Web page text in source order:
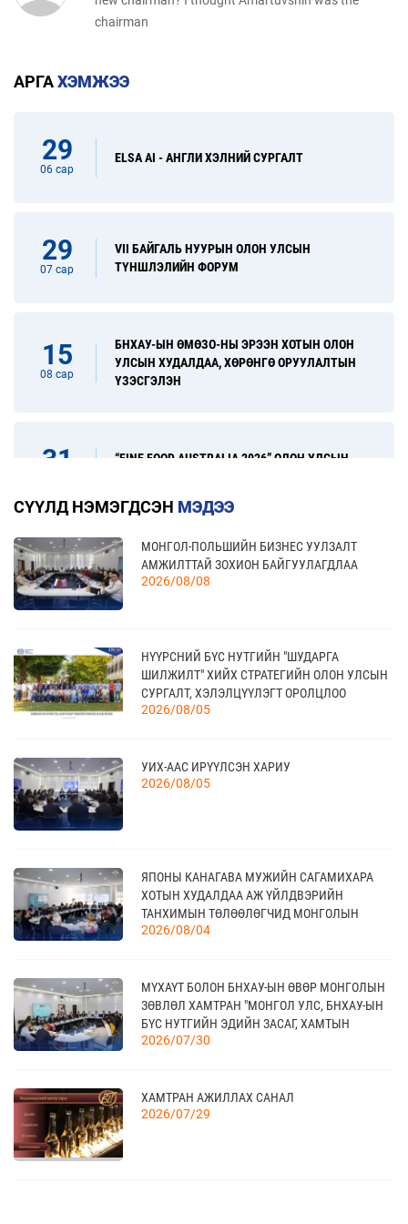
chairman
АРГАХЭМЖЭЭ
29
06 сар
ELSA AI - АНГЛИ ХЭЛНИЙ СУРГАЛТ
29
07 сар
VII БАЙГАЛЬ НУУРЫН ОЛОН УЛСЫН
ТҮНШЛЭЛИЙН ФОРУМ
15
08 сар
БНХАУ-ЫН ӨМӨЗО-НЫ ЭРЭЭН ХОТЫН ОЛОН
УЛСЫН ХУДАЛДАА, ХӨРӨНГӨ ОРУУЛАЛТЫН
ҮЗЭСГЭЛЭН
31
“FINE FOOD AUSTRALIA 2026” ОЛОН УЛСЫН
17
09 сар
“УЛААНБААТАР ТҮНШЛЭЛ 2026” ХҮНСНИЙ
САЛБАРЫН ОЛОН УЛСЫН ҮЗЭСГЭЛЭН
20
09 сар
КАНАД УЛС - ТОРОНТО ХОТЫН БИЗНЕС АЯЛАЛ
21
10 сар
TEX+ VISION KOREA
04
11 сар
ҮЗЭСГЭЛЭН
11 сар
АХУЙН САЛБАРЫН ҮЗЭСГЭЛЭН
СҮҮЛД НЭМЭГДСЭН МЭДЭЭ
МОНГОЛ-ПОЛЬШИЙН БИЗНЕС УУЛЗАЛТ
АМЖИЛТТАЙ ЗОХИОН БАЙГУУЛАГДЛАА
2026/08/08
НҮҮРСНИЙ БҮС НУТГИЙН "ШУДАРГА
ШИЛЖИЛТ" ХИЙХ СТРАТЕГИЙН ОЛОН УЛСЫН
СУРГАЛТ, ХЭЛЭЛЦҮҮЛЭГТ ОРОЛЦЛОО
2026/08/05
УИХ-ААС ИРҮҮЛСЭН ХАРИУ
2026/08/05
ЯПОНЫ КАНАГАВА МУЖИЙН САГАМИХАРА
ХОТЫН ХУДАЛДАА АЖ ҮЙЛДВЭРИЙН
ТАНХИМЫН ТӨЛӨӨЛӨГЧИД МОНГОЛЫН
ҮНДЭСНИЙ ХУДАЛДАА АЖ ҮЙЛДВЭРИЙН
2026/08/04
МҮХАҮТ БОЛОН БНХАУ-ЫН ӨВӨР МОНГОЛЫН
ЗӨВЛӨЛ ХАМТРАН "МОНГОЛ УЛС, БНХАУ-ЫН
БҮС НУТГИЙН ЭДИЙН ЗАСАГ, ХАМТЫН
АЖИЛЛАГААНЫ УУЛЗАЛТ"-ЫГ ЗОХИОН
2026/07/30
ХАМТРАН АЖИЛЛАХ САНАЛ
2026/07/29